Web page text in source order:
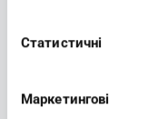
Статистичні
Маркетингові